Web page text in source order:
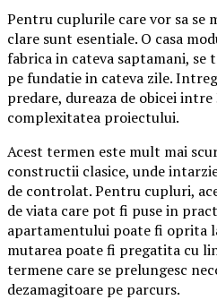
Pentru cuplurile care vor sa se
clare sunt esentiale. O casa
fabrica in cateva saptamani, se
pe fundatie in cateva zile.
predare, dureaza de obicei
complexitatea proiectului.
Acest termen este mult mai
constructii clasice, unde
de controlat. Pentru cupluri,
de viata care pot fi puse in
apartamentului poate fi oprita
mutarea poate fi pregatita cu
termene care se prelungesc
dezamagitoare pe parcurs.